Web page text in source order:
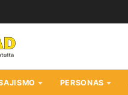
PERSONAS